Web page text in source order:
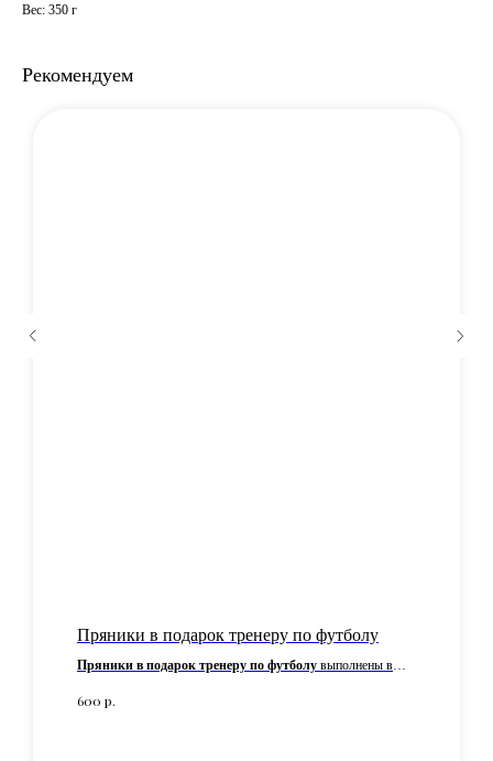
Вес: 350 г
Рекомендуем
Пряники в подарок тренеру по футболу
Пряники в подарок тренеру по футболу выполнены в
пряник в наборе упакован индивидуально.
600 р.